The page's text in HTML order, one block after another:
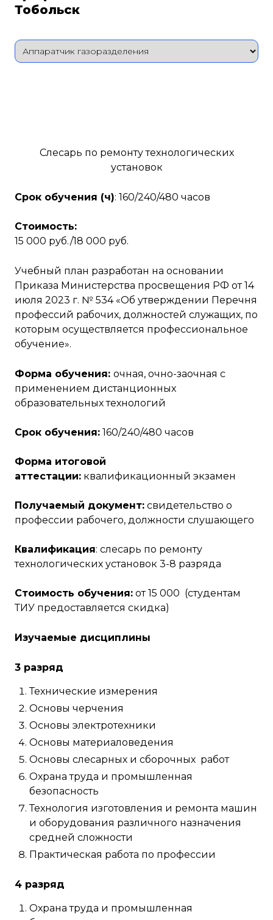
Тобольск
Слесарь по ремонту технологических
установок
Срок обучения (ч): 160/240/480 часов
Стоимость:
15 000 руб./18 000 руб.
Учебный план разработан на основании
Приказа Министерства просвещения РФ от 14
июля 2023 г. № 534 «Об утверждении Перечня
профессий рабочих, должностей служащих, по
которым осуществляется профессиональное
обучение».
Форма обучения: очная, очно-заочная с
применением дистанционных
образовательных технологий
Срок обучения: 160/240/480 часов
Форма итоговой
аттестации: квалификационный экзамен
Получаемый документ: свидетельство о
профессии рабочего, должности слушающего
Квалификация: слесарь по ремонту
технологических установок 3-8 разряда
Стоимость обучения: от 15 000 (студентам
ТИУ предоставляется скидка)
Изучаемые дисциплины
3 разряд
Технические измерения
Основы черчения
Основы электротехники
Основы материаловедения
Основы слесарных и сборочных работ
Охрана труда и промышленная
безопасность
Технология изготовления и ремонта машин
и оборудования различного назначения
средней сложности
Практическая работа по профессии
4 разряд
Охрана труда и промышленная